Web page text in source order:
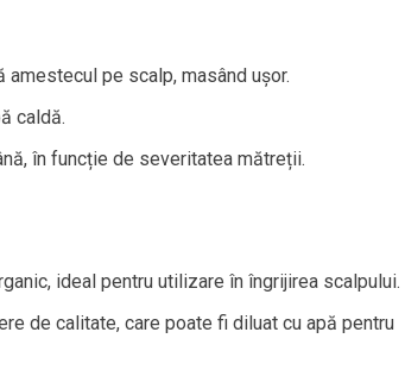
pe scalp, masând ușor.
caldă.
în funcție de severitatea mătreții.
ideal pentru utilizare în îngrijirea scalpului.
de calitate, care poate fi diluat cu apă pentru